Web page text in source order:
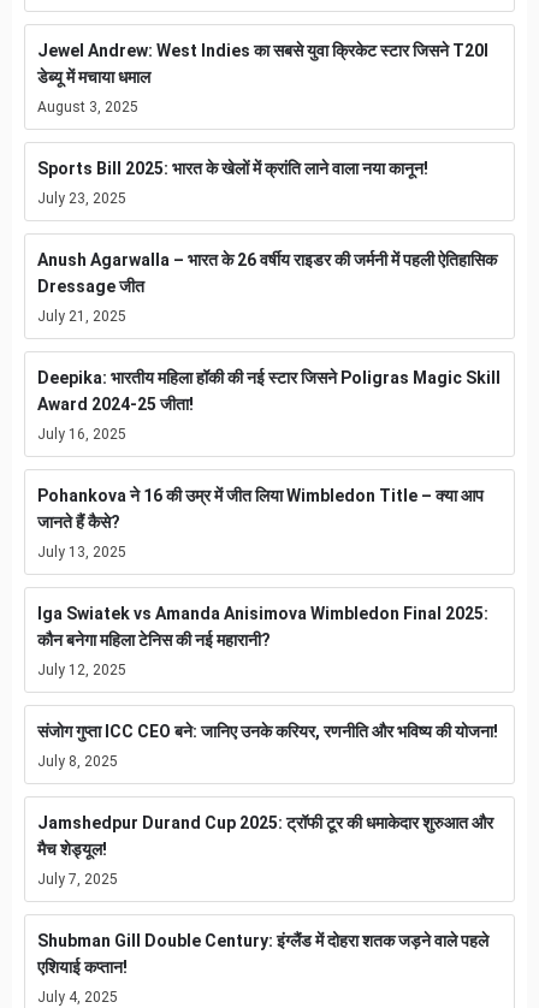
Jewel Andrew: West Indies का सबसे युवा क्रिकेट स्टार जिसने T20I
डेब्यू में मचाया धमाल
August 3, 2025
Sports Bill 2025: भारत के खेलों में क्रांति लाने वाला नया कानून!
July 23, 2025
Anush Agarwalla – भारत के 26 वर्षीय राइडर की जर्मनी में पहली ऐतिहासिक
Dressage जीत
July 21, 2025
Deepika: भारतीय महिला हॉकी की नई स्टार जिसने Poligras Magic Skill
Award 2024-25 जीता!
July 16, 2025
Pohankova ने 16 की उम्र में जीत लिया Wimbledon Title – क्या आप
जानते हैं कैसे?
July 13, 2025
Iga Swiatek vs Amanda Anisimova Wimbledon Final 2025:
कौन बनेगा महिला टेनिस की नई महारानी?
July 12, 2025
संजोग गुप्ता ICC CEO बने: जानिए उनके करियर, रणनीति और भविष्य की योजना!
July 8, 2025
Jamshedpur Durand Cup 2025: ट्रॉफी टूर की धमाकेदार शुरुआत और
मैच शेड्यूल!
July 7, 2025
Shubman Gill Double Century: इंग्लैंड में दोहरा शतक जड़ने वाले पहले
एशियाई कप्तान!
July 4, 2025